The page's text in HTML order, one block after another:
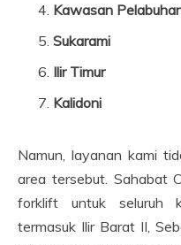
Kawasan
Sukarami
Ilir Timur
Kalidoni
Namun, layanan kami
area tersebut. Sahabat
forklift untuk seluruh
termasuk Ilir Barat II,